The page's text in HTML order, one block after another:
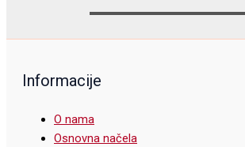
Informacije
O nama
Osnovna načela